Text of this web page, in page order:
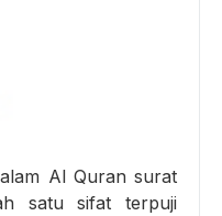
Al Quran surat
satu sifat terpuji